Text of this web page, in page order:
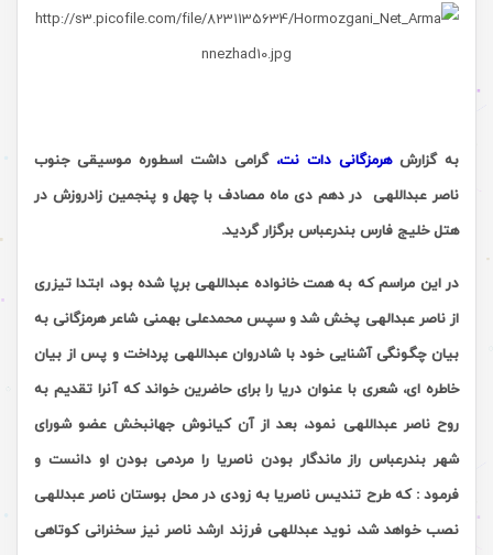
به گزارشهرمزگانی دات نت، گرامی داشت اسطوره موسیقی جنوب
ناصر عبداللهی در دهم دی ماه مصادف با چهل و پنجمین زادروزش در
هتل خلیج فارس بندرعباس برگزار گردید.
در این مراسم که به همت خانواده عبداللهی برپا شده بود، ابتدا تیزری
از ناصر عبدالهی پخش شد و سپس محمدعلی بهمنی شاعر هرمزگانی به
بیان چگونگی آشنایی خود با شادروان عبداللهی پرداخت و پس از بیان
خاطره ای، شعری با عنوان دریا را برای حاضرین خواند که آنرا تقدیم به
روح ناصر عبداللهی نمود، بعد از آن کیانوش جهانبخش عضو شورای
شهر بندرعباس راز ماندگار بودن ناصریا را مردمی بودن او دانست و
فرمود : که طرح تندیس ناصریا به زودی در محل بوستان ناصر عبدللهی
نصب خواهد شد، نوید عبدللهی فرزند ارشد ناصر نیز سخنرانی کوتاهی